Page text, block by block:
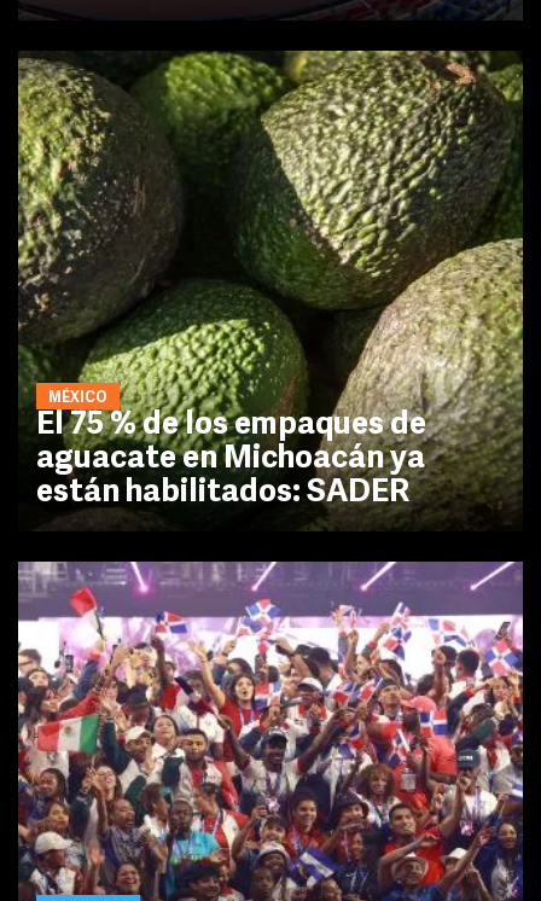
MÉXICO
El 75 % de los empaques de
aguacate en Michoacán ya
están habilitados: SADER